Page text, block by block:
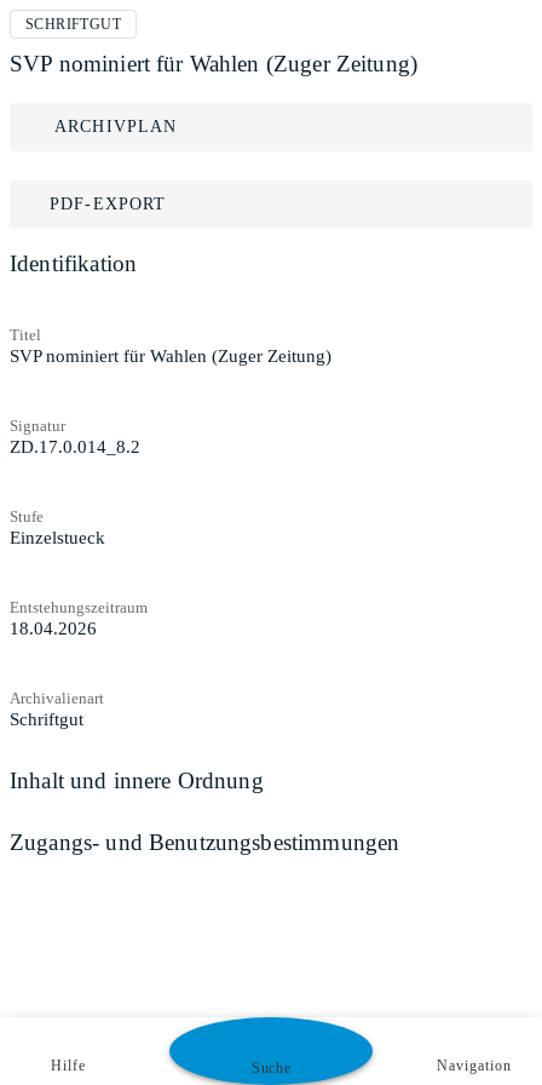
SCHRIFTGUT
SVP nominiert für Wahlen (Zuger Zeitung)
ARCHIVPLAN
PDF-EXPORT
Identifikation
Titel
SVP nominiert für Wahlen (Zuger Zeitung)
Signatur
ZD.17.0.014_8.2
Stufe
Einzelstueck
Entstehungszeitraum
18.04.2026
Archivalienart
Schriftgut
Inhalt und innere Ordnung
Zugangs- und Benutzungsbestimmungen
Hilfe Suche Navigation